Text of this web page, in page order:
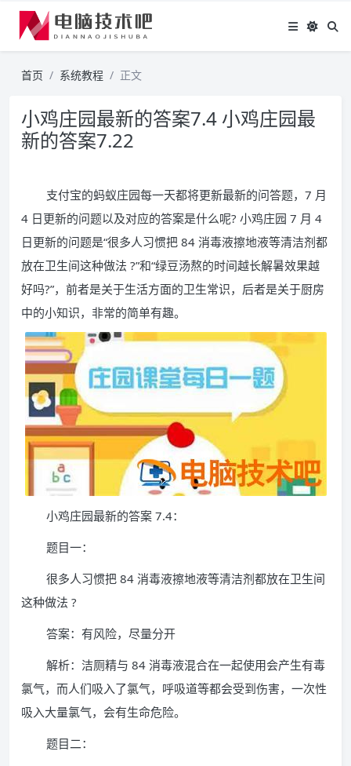
首页 系统教程 正文
小鸡庄园最新的答案7.4 小鸡庄园最
新的答案7.22
支付宝的蚂蚁庄园每一天都将更新最新的问答题，7 月
4 日更新的问题以及对应的答案是什么呢? 小鸡庄园 7 月 4
日更新的问题是“很多人习惯把 84 消毒液擦地液等清洁剂都
放在卫生间这种做法 ?”和“绿豆汤熬的时间越长解暑效果越
好吗?”，前者是关于生活方面的卫生常识，后者是关于厨房
中的小知识，非常的简单有趣。
小鸡庄园最新的答案 7.4：
题目一：
很多人习惯把 84 消毒液擦地液等清洁剂都放在卫生间
这种做法 ?
答案：有风险，尽量分开
解析：洁厕精与 84 消毒液混合在一起使用会产生有毒
氯气，而人们吸入了氯气，呼吸道等都会受到伤害，一次性
吸入大量氯气，会有生命危险。
题目二：